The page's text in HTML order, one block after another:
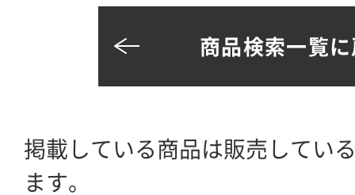
商品検索一覧
掲載している商品は販売してい
ます。